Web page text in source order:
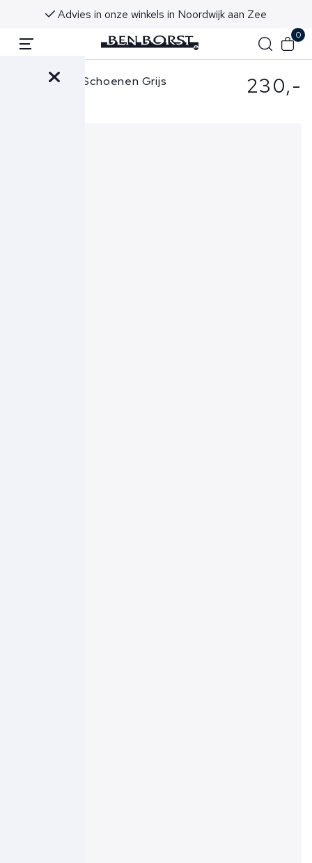
Advies in onze winkels in Noordwijk aan Zee
0
Axel Arigato Schoenen Grijs 230,-